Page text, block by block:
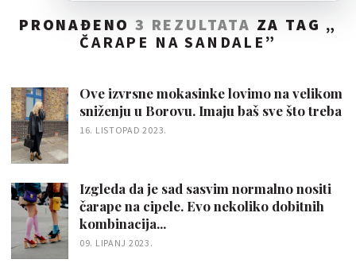
PRONAĐENO 3 REZULTATA ZA TAG „
ČARAPE NA SANDALE ”
Ove izvrsne mokasinke lovimo na velikom
sniženju u Borovu. Imaju baš sve što treba
16. LISTOPAD 2023.
Izgleda da je sad sasvim normalno nositi
čarape na cipele. Evo nekoliko dobitnih
kombinacija...
09. LIPANJ 2023.